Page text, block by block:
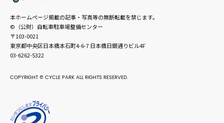
本ホームページ掲載の記事・写真等の無断転載を禁じます。
©（公財）自転車駐車場整備センター
〒103-0021
東京都中央区日本橋本石町4-6-7 日本橋日銀通りビル4F
03-6262-5322
COPYRIGHT © CYCLE PARK ALL RIGHTS RESERVED.